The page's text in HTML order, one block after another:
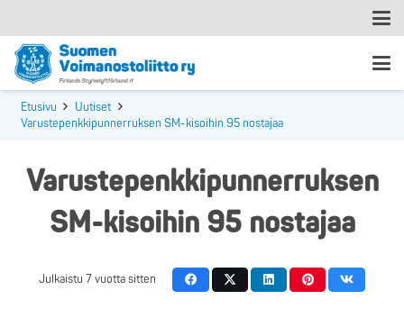
Etusivu
Uutiset
Varustepenkkipunnerruksen SM-kisoihin 95 nostajaa
Varustepenkkipunnerruksen
SM-kisoihin 95 nostajaa
Julkaistu7 vuotta sitten